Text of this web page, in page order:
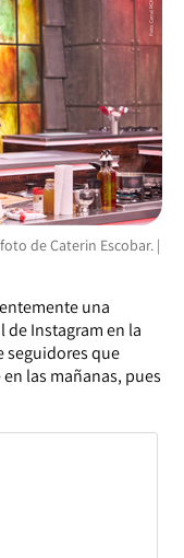
de Caterin Escobar. |
una
de Instagram en la
seguidores que
las mañanas, pues